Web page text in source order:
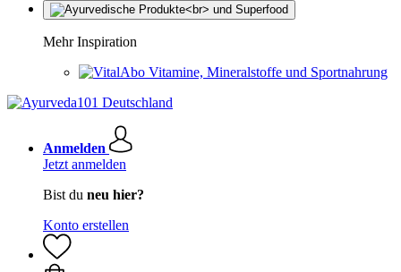
Mehr Inspiration
Vitamine, Mineralstoffe und Sportnahrung
Anmelden
Jetzt anmelden
Bist du neu hier?
Konto erstellen